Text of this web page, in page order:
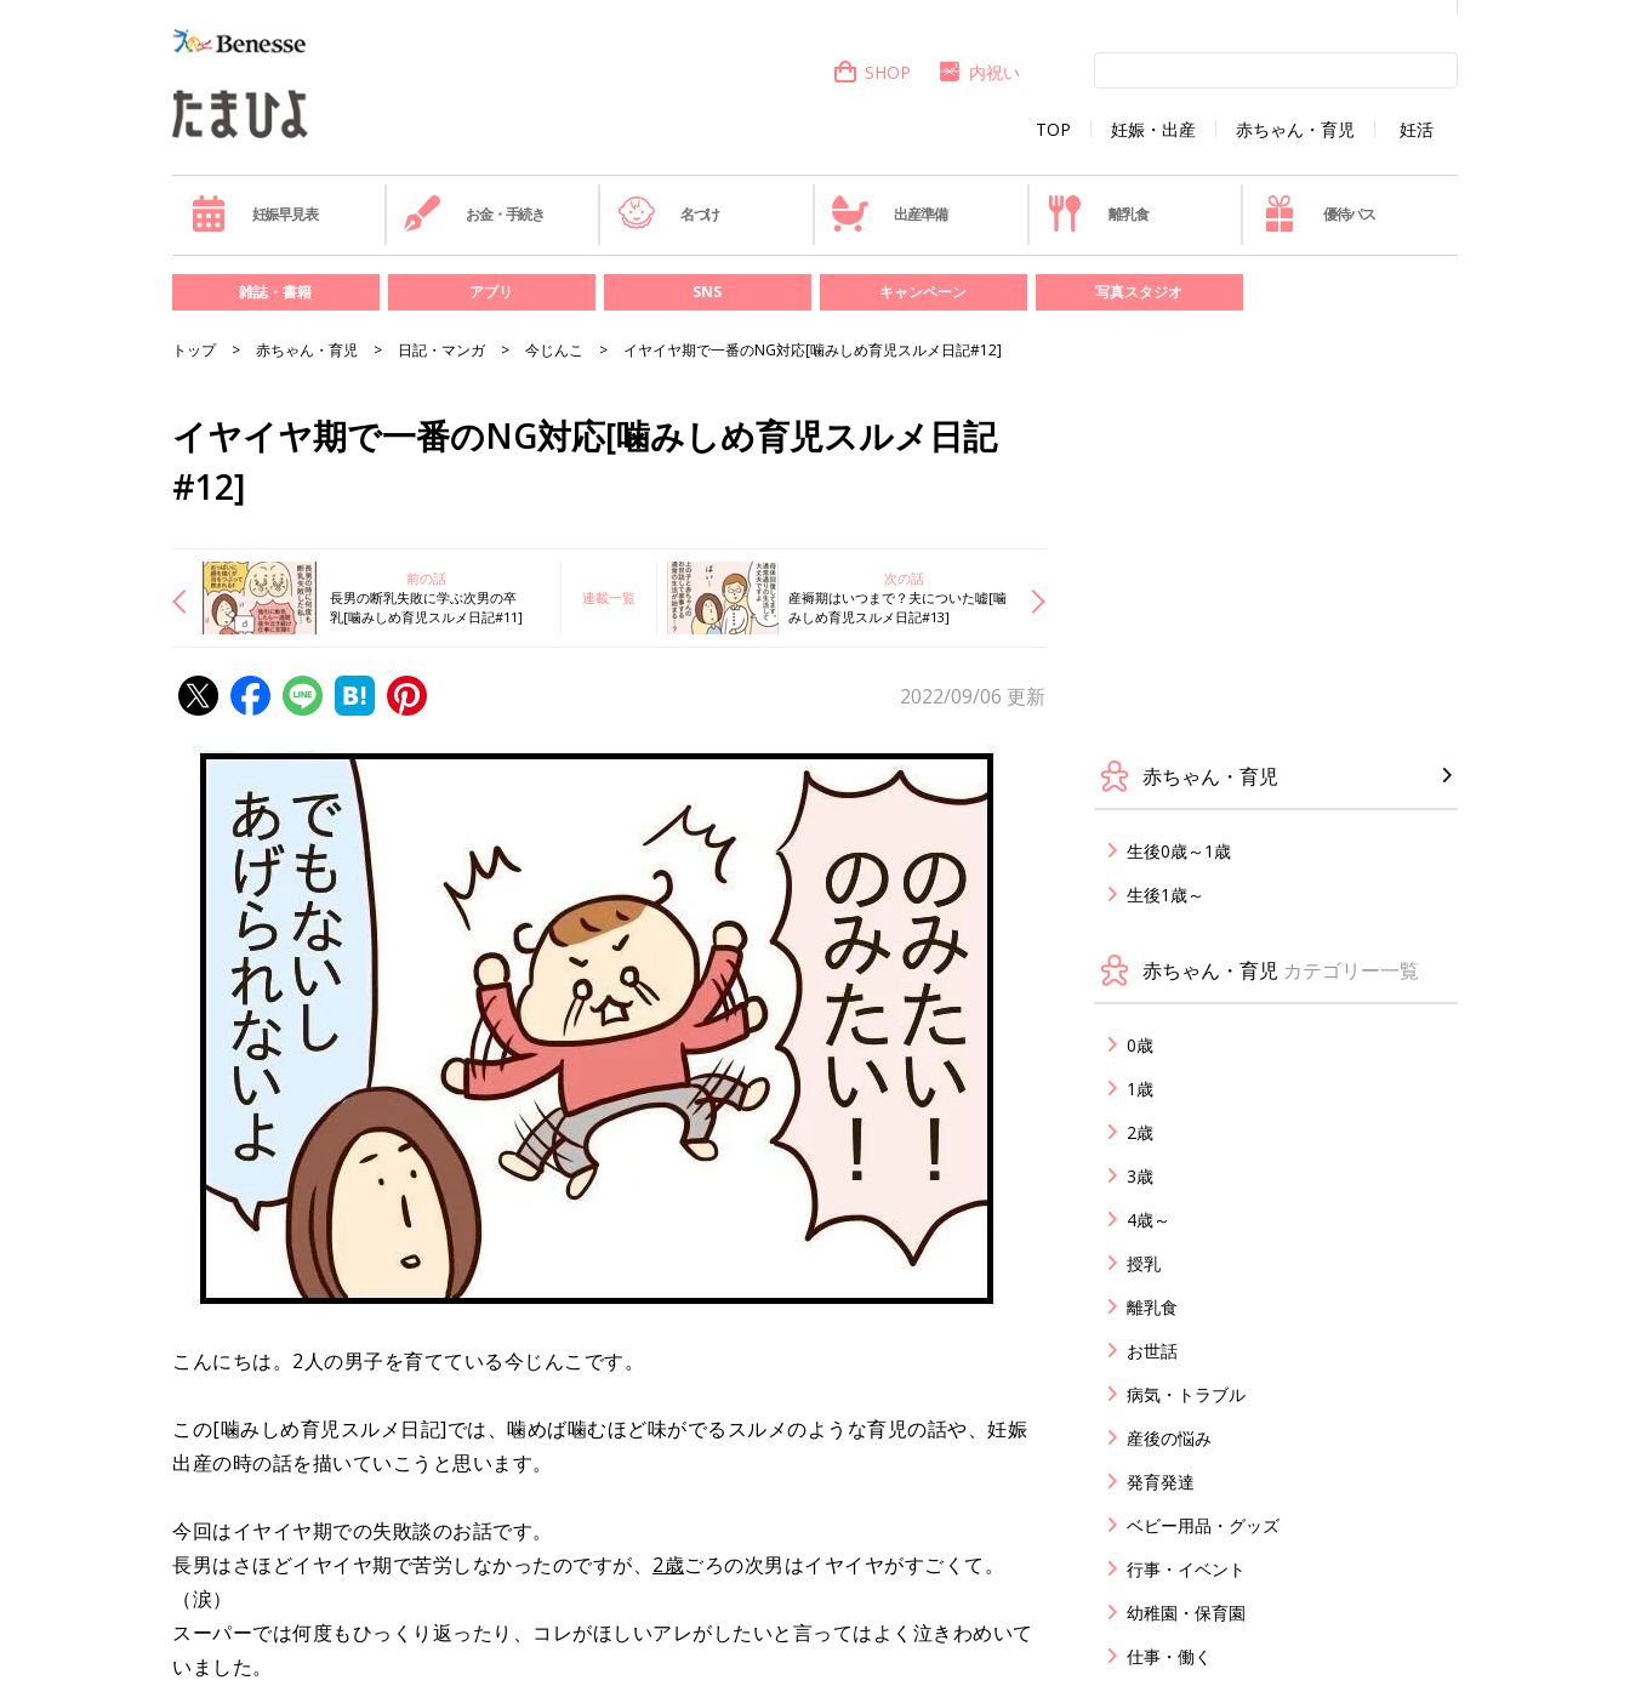
TOP 妊娠・出産 赤ちゃん・育児 妊活
SHOP 内祝い
妊娠早見表 お金・手続き 名づけ 出産準備 離乳食 優待パス
雑誌・書籍 アプリ SNS キャンペーン 写真スタジオ
トップ 赤ちゃん・育児 日記・マンガ 今じんこ イヤイヤ期で一番のNG対応[噛みしめ育児スルメ日記#12]
イヤイヤ期で一番のNG対応[噛みしめ育児スルメ日記
#12]
前の話
長男の断乳失敗に学ぶ次男の卒
乳[噛みしめ育児スルメ日記#11]
連載一覧
次の話
産褥期はいつまで？夫についた嘘[噛
みしめ育児スルメ日記#13]
2022/09/06 更新
こんにちは。2人の男子を育てている今じんこです。
この[噛みしめ育児スルメ日記]では、噛めば噛むほど味がでるスルメのような育児の話や、妊娠
出産の時の話を描いていこうと思います。
今回はイヤイヤ期での失敗談のお話です。
長男はさほどイヤイヤ期で苦労しなかったのですが、 2歳ごろの次男はイヤイヤがすごくて。
（涙）
スーパーでは何度もひっくり返ったり、コレがほしいアレがしたいと言ってはよく泣きわめいて
いました。
赤ちゃん・育児
生後0歳～1歳
生後1歳～
赤ちゃん・育児 カテゴリー一覧
0歳
1歳
2歳
3歳
4歳～
授乳
離乳食
お世話
病気・トラブル
産後の悩み
発育発達
ベビー用品・グッズ
行事・イベント
幼稚園・保育園
仕事・働く